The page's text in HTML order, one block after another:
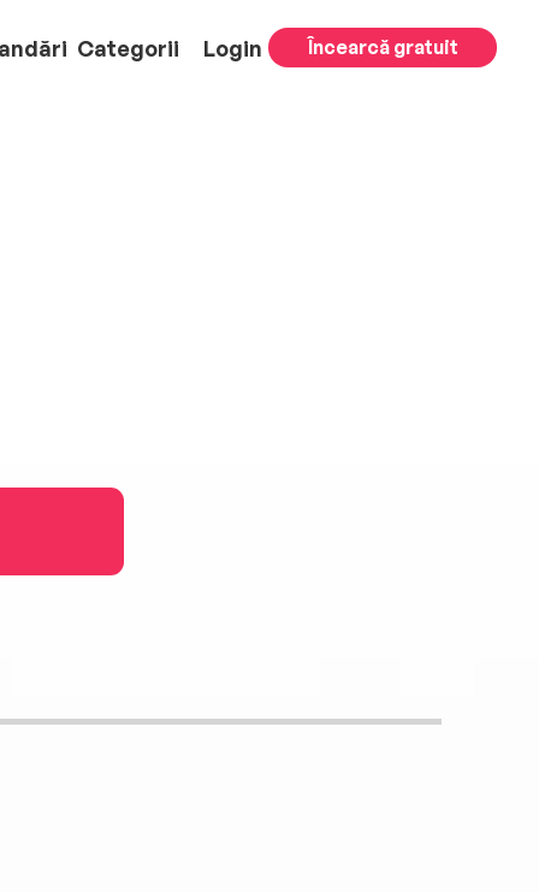
Categorii Login Încearcă gratuit